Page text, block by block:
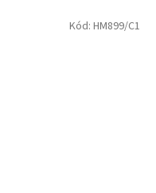
Kód: HM899/C1